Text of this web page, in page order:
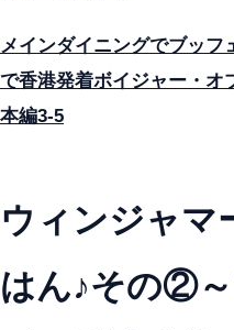
メインダイニングでブッフ
で香港発着ボイジャー・オ
本編3-5
ウィンジャマ
はん♪その②